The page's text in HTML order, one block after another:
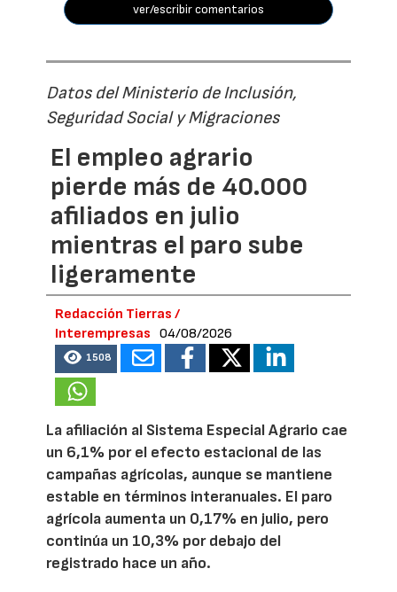
ver/escribir comentarios
Datos del Ministerio de Inclusión,
Seguridad Social y Migraciones
El empleo agrario
pierde más de 40.000
afiliados en julio
mientras el paro sube
ligeramente
Redacción Tierras /
Interempresas
04/08/2026
1508
La afiliación al Sistema Especial Agrario cae
un 6,1% por el efecto estacional de las
campañas agrícolas, aunque se mantiene
estable en términos interanuales. El paro
agrícola aumenta un 0,17% en julio, pero
continúa un 10,3% por debajo del
registrado hace un año.